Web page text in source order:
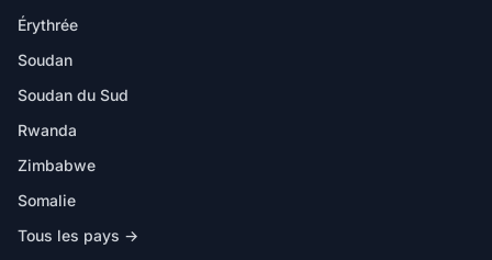
Érythrée
Soudan
Soudan du Sud
Rwanda
Zimbabwe
Somalie
Tous les pays →